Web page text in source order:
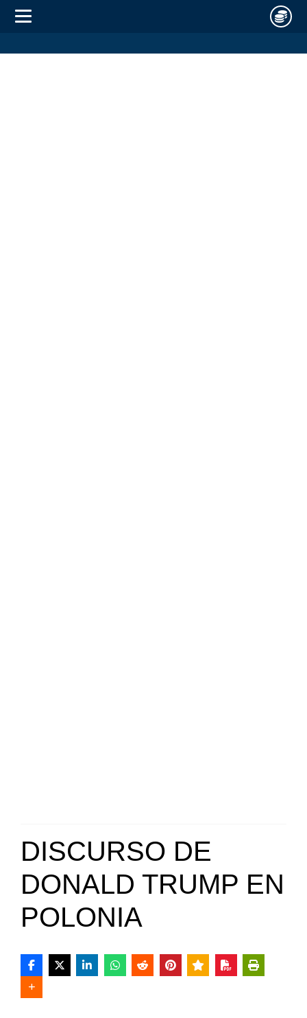
DISCURSO DE
DONALD TRUMP EN
POLONIA